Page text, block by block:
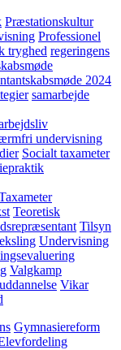
Præstationskultur
Professionel
tryghed regeringens
2024
samarbejde
undervisning
Socialt taxameter
Teoretisk
Tilsyn
Undervisning
Valgkamp
Vikar
Gymnasiereform